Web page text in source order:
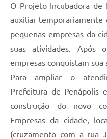
O Projeto Incubadora de
auxiliar temporariamente
pequenas empresas da
suas atividades. Após
empresas conquistam sua
Para ampliar o
Prefeitura de Penápolis
construção do novo
Empresas da cidade,
(cruzamento com a rua